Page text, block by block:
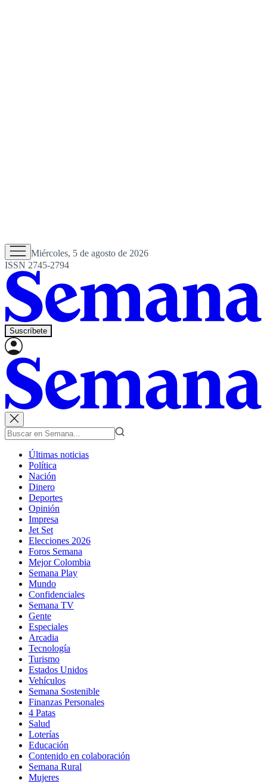
Miércoles, 5 de agosto de 2026
ISSN 2745-2794
Suscríbete
Últimas noticias
Política
Nación
Dinero
Deportes
Opinión
Impresa
Jet Set
Elecciones 2026
Foros Semana
Mejor Colombia
Semana Play
Mundo
Confidenciales
Semana TV
Gente
Especiales
Arcadia
Tecnología
Turismo
Estados Unidos
Vehículos
Semana Sostenible
Finanzas Personales
4 Patas
Salud
Loterías
Educación
Contenido en colaboración
Semana Rural
Mujeres